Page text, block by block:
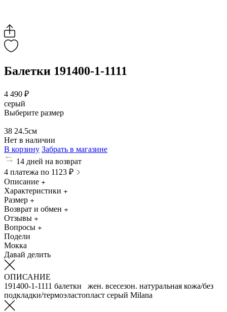
Балетки 191400-1-1111
4 490 ₽
серый
Выберите размер
38 24.5см
Нет в наличии
В корзину Забрать в магазине
14 дней на возврат
4 платежа по 1123 ₽
Описание
Характеристики
Размер
Возврат и обмен
Отзывы
Вопросы
Подели
Мокка
Давай делить
ОПИСАНИЕ
191400-1-1111 балетки жен. всесезон. натуральная кожа/без
подкладки/термоэластопласт серый Milana